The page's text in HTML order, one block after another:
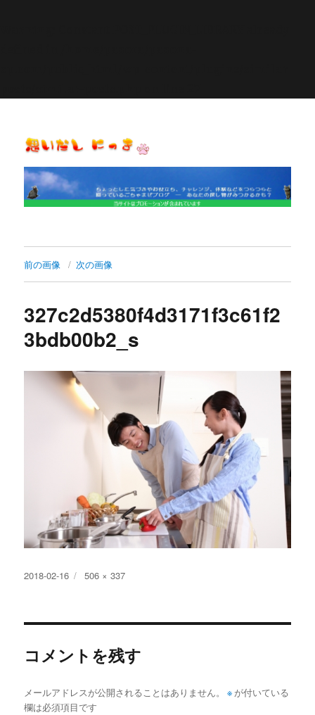
思いだし にっき
前の画像 次の画像
327c2d5380f4d3171f3c61f2
3bdb00b2_s
投
2018-02-16
フ
イ
506 × 337
コメントを残す
メールアドレスが公開されることはありません。 ※ が付いている
欄は必須項目です